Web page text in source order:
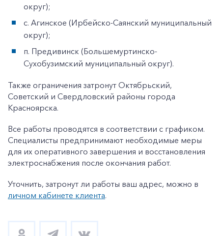
округ);
с. Агинское (Ирбейско-Саянский муниципальный
округ);
п. Предивинск (Большемуртинско-
Сухобузимский муниципальный округ).
Также ограничения затронут Октябрьский,
Советский и Свердловский районы города
Красноярска.
Все работы проводятся в соответствии с графиком.
Специалисты предпринимают необходимые меры
для их оперативного завершения и восстановления
электроснабжения после окончания работ.
Уточнить, затронут ли работы ваш адрес, можно в
личном кабинете клиента.